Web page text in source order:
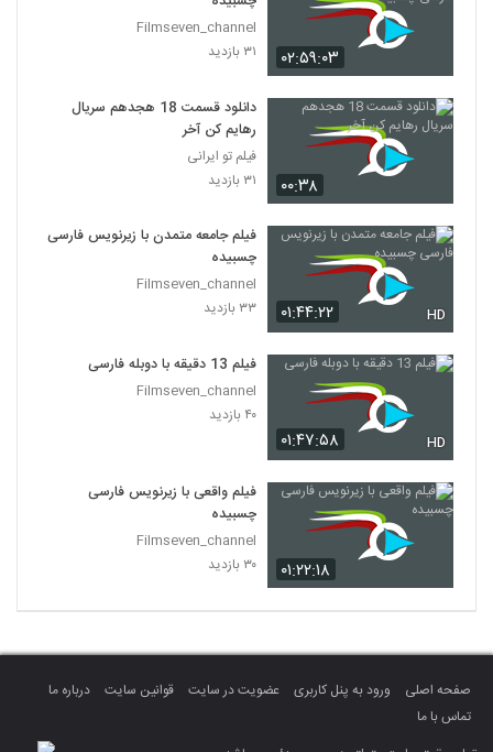
۰۲:۵۹:۰۳
Filmseven_channel
۳۱ بازدید
۰۰:۳۸
دانلود قسمت 18 هجدهم سریال
رهایم کن آخر
فیلم تو ایرانی
۳۱ بازدید
۰۱:۴۴:۲۲ HD
فیلم جامعه متمدن با زیرنویس فارسی
چسبیده
Filmseven_channel
۳۳ بازدید
۰۱:۴۷:۵۸ HD
فیلم 13 دقیقه با دوبله فارسی
Filmseven_channel
۴۰ بازدید
۰۱:۲۲:۱۸
فیلم واقعی با زیرنویس فارسی
چسبیده
Filmseven_channel
۳۰ بازدید
صفحه اصلی ورود به پنل کاربری عضویت در سایت قوانین سایت
درباره ما
تماس با ما